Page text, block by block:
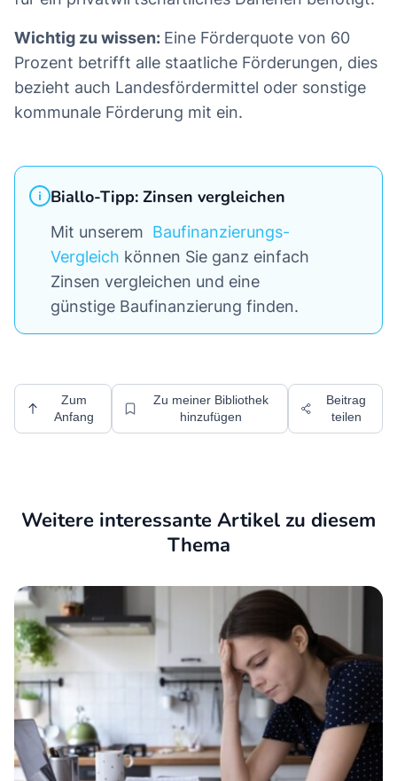
Wichtig zu wissen: Eine Förderquote von 60
Prozent betrifft alle staatliche Förderungen, dies
bezieht auch Landesfördermittel oder sonstige
kommunale Förderung mit ein.
Biallo-Tipp: Zinsen vergleichen
Mit unserem Baufinanzierungs-
Vergleich können Sie ganz einfach
Zinsen vergleichen und eine
günstige Baufinanzierung finden.
Zum
Anfang
Zu meiner Bibliothek
hinzufügen
Beitrag
teilen
Weitere interessante Artikel zu diesem
Thema